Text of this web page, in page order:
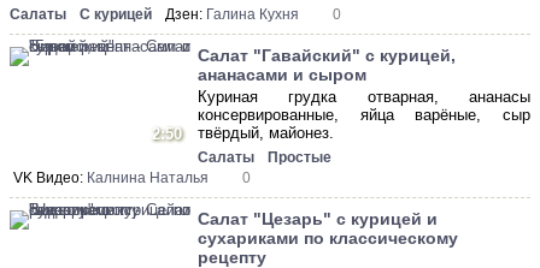
Салаты С курицей Дзен: Галина Кухня 0
2:50
Салат "Гавайский" с курицей,
ананасами и сыром
Куриная грудка отварная, ананасы
консервированные, яйца варёные, сыр
твёрдый, майонез.
Салаты
Простые
VK Видео: Калнина Наталья 0
Салат "Цезарь" с курицей и
сухариками по классическому
рецепту